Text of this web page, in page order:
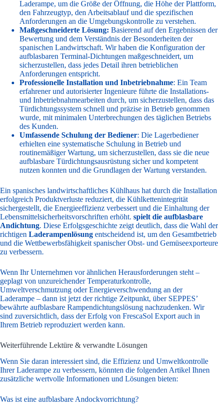
Laderampe, um die Größe der Öffnung, die Höhe der Plattform,
den Fahrzeugtyp, den Arbeitsablauf und die spezifischen
Anforderungen an die Umgebungskontrolle zu verstehen.
Maßgeschneiderte Lösung: Basierend auf den Ergebnissen der
Bewertung und dem Verständnis der Besonderheiten der
spanischen Landwirtschaft. Wir haben die Konfiguration der
aufblasbaren Terminal-Dichtungen maßgeschneidert, um
sicherzustellen, dass jedes Detail ihren betrieblichen
Anforderungen entspricht.
Professionelle Installation und Inbetriebnahme: Ein Team
erfahrener und autorisierter Ingenieure führte die Installations-
und Inbetriebnahmearbeiten durch, um sicherzustellen, dass das
Türdichtungssystem schnell und präzise in Betrieb genommen
wurde, mit minimalen Unterbrechungen des täglichen Betriebs
des Kunden.
Umfassende Schulung der Bediener: Die Lagerbediener
erhielten eine systematische Schulung in Betrieb und
routinemäßiger Wartung, um sicherzustellen, dass sie die neue
aufblasbare Türdichtungsausrüstung sicher und kompetent
nutzen konnten und die Grundlagen der Wartung verstanden.
Ein spanisches landwirtschaftliches Kühlhaus hat durch die Installation
erfolgreich Produktverluste reduziert, die Kühlkettenintegrität
sichergestellt, die Energieeffizienz verbessert und die Einhaltung der
Lebensmittelsicherheitsvorschriften erhöht. spielt die aufblasbare
Andichtung. Diese Erfolgsgeschichte zeigt deutlich, dass die Wahl der
richtigen Laderampenlösung entscheidend ist, um den Gesamtbetrieb
und die Wettbewerbsfähigkeit spanischer Obst- und Gemüseexporteure
zu verbessern.
Wenn Ihr Unternehmen vor ähnlichen Herausforderungen steht –
geplagt von unzureichender Temperaturkontrolle,
Umweltverschmutzung oder Energieverschwendung an der
Laderampe – dann ist jetzt der richtige Zeitpunkt, über SEPPES’
bewährte aufblasbare Rampendichtungslösung nachzudenken. Wir
sind zuversichtlich, dass der Erfolg von FrescaSol Export auch in
Ihrem Betrieb reproduziert werden kann.
Weiterführende Lektüre & verwandte Lösungen
Wenn Sie daran interessiert sind, die Effizienz und Umweltkontrolle
Ihrer Laderampe zu verbessern, könnten die folgenden Artikel Ihnen
zusätzliche wertvolle Informationen und Lösungen bieten:
Was ist eine aufblasbare Andockvorrichtung?